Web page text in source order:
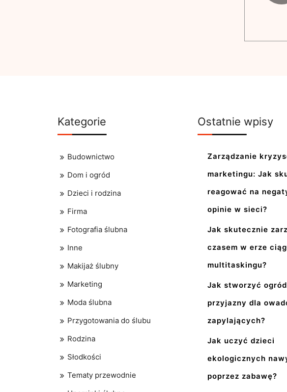
Kategorie
Budownictwo
Dom i ogród
Dzieci i rodzina
Firma
Fotografia ślubna
Inne
Makijaż ślubny
Marketing
Moda ślubna
Przygotowania do ślubu
Rodzina
Słodkości
Tematy przewodnie
Ostatnie wpisy
Zarządzanie
marketingu: Jak
reagować na
opinie w sieci?
Jak skutecznie
czasem w erze
multitaskingu?
Jak stworzyć ogród
przyjazny dla
zapylających?
Jak uczyć dzieci
ekologicznych
poprzez zabawę?